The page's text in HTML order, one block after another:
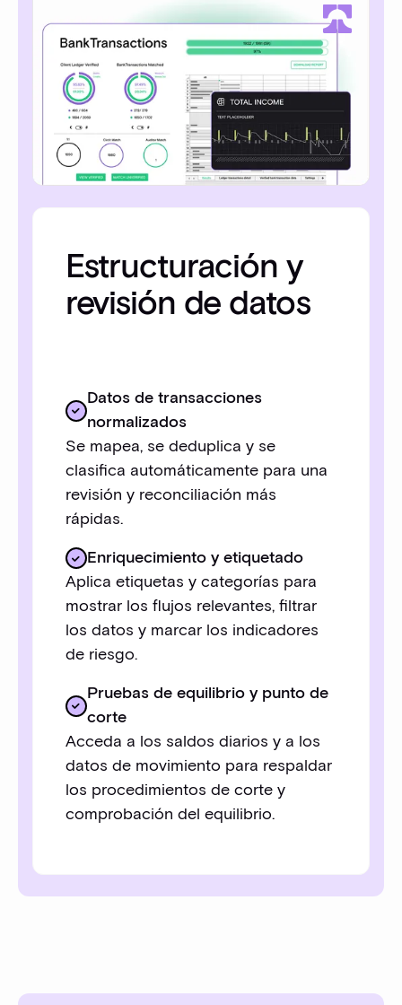
Estructuración y
revisión de datos
Datos de transacciones
normalizados
Se mapea, se deduplica y se
clasifica automáticamente para una
revisión y reconciliación más
rápidas.
Enriquecimiento y etiquetado
Aplica etiquetas y categorías para
mostrar los flujos relevantes, filtrar
los datos y marcar los indicadores
de riesgo.
Pruebas de equilibrio y punto de
corte
Acceda a los saldos diarios y a los
datos de movimiento para respaldar
los procedimientos de corte y
comprobación del equilibrio.